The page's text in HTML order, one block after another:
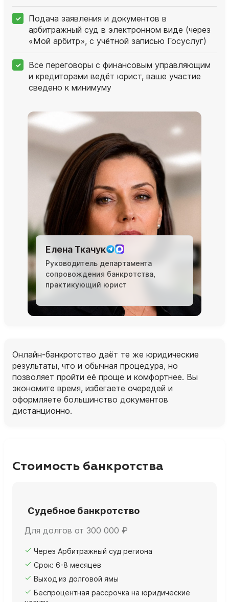
Подача заявления и документов в
арбитражный суд в электронном виде (через
«Мой арбитр», с учётной записью Госуслуг)
Все переговоры с финансовым управляющим
и кредиторами ведёт юрист, ваше участие
сведено к минимуму
Елена Ткачук
Руководитель департамента
сопровождения банкротства,
практикующий юрист
Онлайн‑банкротство даёт те же юридические
результаты, что и обычная процедура, но
позволяет пройти её проще и комфортнее. Вы
экономите время, избегаете очередей и
оформляете большинство документов
дистанционно.
Стоимость банкротства
Судебное банкротство
Для долгов от 300 000 ₽
Через Арбитражный суд региона
Срок: 6-8 месяцев
Выход из долговой ямы
Беспроцентная рассрочка на юридические